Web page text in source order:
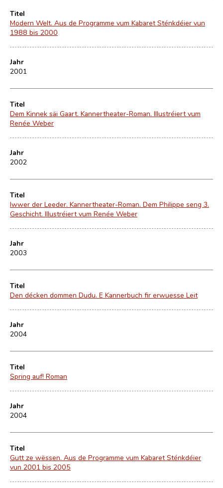
Titel
Modern Welt. Aus de Programme vum Kabaret Sténkdéier vun
1988 bis 2000
Jahr
2001
Titel
Dem Kinnek säi Gaart. Kannertheater-Roman. Illustréiert vum
Renée Weber
Jahr
2002
Titel
Iwwer der Leeder. Kannertheater-Roman. Dem Philippe seng 3.
Geschicht. Illustréiert vum Renée Weber
Jahr
2003
Titel
Den décken dommen Dudu. E Kannerbuch fir erwuesse Leit
Jahr
2004
Titel
Spring auf! Roman
Jahr
2004
Titel
Gutt ze wëssen. Aus de Programme vum Kabaret Sténkdéier
vun 2001 bis 2005